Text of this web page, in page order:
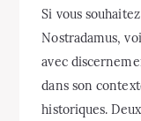
Si vous
Nostradamus,
avec
dans son
historiques.